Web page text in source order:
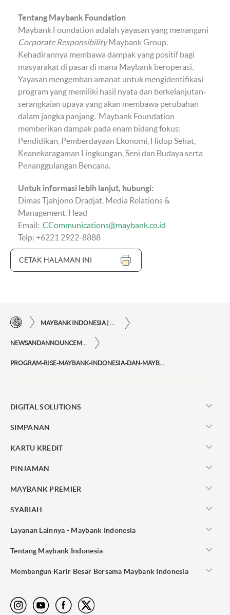
Tentang Maybank Foundation
Maybank Foundation adalah yayasan yang menangani
Corporate ResponsibilityMaybank Group.
Kehadirannya membawa dampak yang positif bagi
masyarakat di pasar di mana Maybank beroperasi.
Yayasan mengemban amanat untuk mengidentifikasi
program yang memiliki hasil nyata dan berkelanjutan-
serangkaian upaya yang akan membawa perubahan
dalam jangka panjang. Maybank Foundation
memberikan dampak pada enam bidang fokus:
Pendidikan, Pemberdayaan Ekonomi, Hidup Sehat,
Keanekaragaman Lingkungan, Seni dan Budaya serta
Penanggulangan Bencana.
Untuk informasi lebih lanjut, hubungi:
Dimas Tjahjono Dradjat, Media Relations &
Management, Head
Email: CCommunications@maybank.co.id
Telp: +6221 2922-8888
CETAK HALAMAN INI
DIGITAL SOLUTIONS
SIMPANAN
KARTU KREDIT
PINJAMAN
MAYBANK PREMIER
SYARIAH
Layanan Lainnya - Maybank Indonesia
Tentang Maybank Indonesia
Membangun Karir Besar Bersama Maybank Indonesia